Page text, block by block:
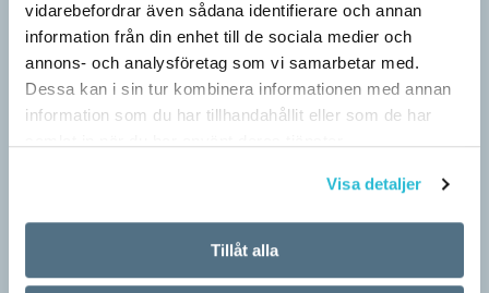
vidarebefordrar även sådana identifierare och annan
information från din enhet till de sociala medier och
annons- och analysföretag som vi samarbetar med.
Dessa kan i sin tur kombinera informationen med annan
information som du har tillhandahållit eller som de har
Visa detaljer
Tillåt alla
Särskolan byter namn
SPRÅKBLOGGEN
gymnasiesärskolan till anpassad gymnasieskola. En som har
stor del i att detta namnbyte sker är artonåriga Leo Lust…